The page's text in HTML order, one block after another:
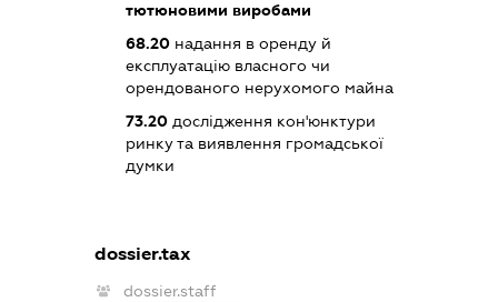
тютюновими виробами
68.20 надання в оренду й
експлуатацію власного чи
орендованого нерухомого майна
73.20 дослідження кон'юнктури
ринку та виявлення громадської
думки
dossier.tax
dossier.staff